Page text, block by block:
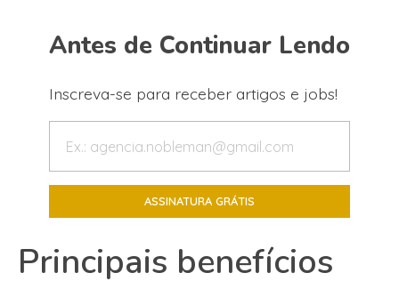
Antes de Continuar Lendo
Inscreva-se para receber artigos e jobs!
Principais benefícios